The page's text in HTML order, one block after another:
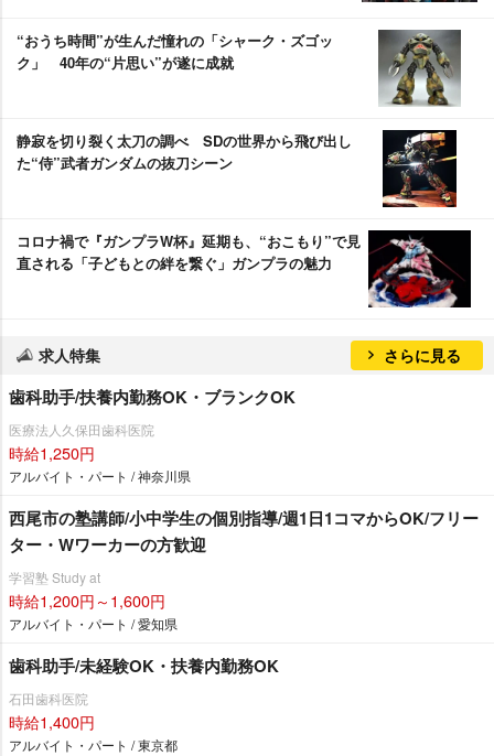
“おうち時間”が生んだ憧れの「シャーク・ズゴッ
ク」 40年の“片思い”が遂に成就
静寂を切り裂く太刀の調べ SDの世界から飛び出し
た“侍”武者ガンダムの抜刀シーン
コロナ禍で『ガンプラW杯』延期も、“おこもり”で見
直される「子どもとの絆を繋ぐ」ガンプラの魅力
求人特集 さらに見る
歯科助手/扶養内勤務OK・ブランクOK
医療法人久保田歯科医院
時給1,250円
アルバイト・パート / 神奈川県
西尾市の塾講師/小中学生の個別指導/週1日1コマからOK/フリー
ター・Wワーカーの方歓迎
学習塾 Study at
時給1,200円～1,600円
アルバイト・パート / 愛知県
歯科助手/未経験OK・扶養内勤務OK
石田歯科医院
時給1,400円
アルバイト・パート / 東京都